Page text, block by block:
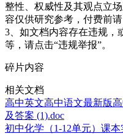
整性、权威性及其观点立
容仅供研究参考，付费前请
3、如文档内容存在违规，
等，请点击“违规举报”。
碎片内容
相关文档
高中英文高中语文最新版
及答案 (1).doc
初中化学（1-12单元）课本